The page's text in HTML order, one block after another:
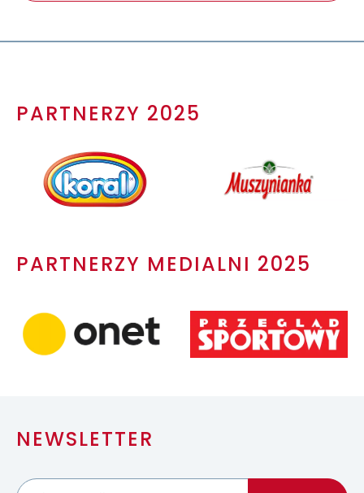
PARTNERZY 2025
PARTNERZY MEDIALNI 2025
NEWSLETTER